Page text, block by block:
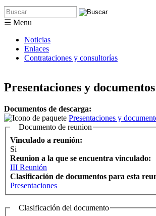
Formulario de búsqueda
Buscar
☰ Menu
Noticias
Enlaces
Contrataciones y consultorías
Presentaciones y documentos
Documentos de descarga:
Presentaciones y
Documento de reunion
Vinculado a reunión:
Si
Reunion a la que se encuentra vinculado:
III Reunión
Clasificación de documentos para esta
Presentaciones
Clasificación del documento